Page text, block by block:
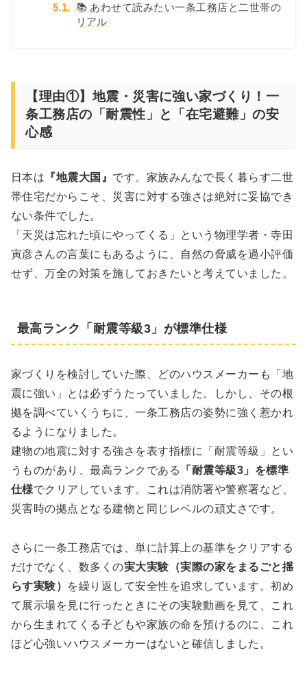
5.1. 📚 あわせて読みたい一条工務店と二世帯の
リアル
【理由①】地震・災害に強い家づくり！一
条工務店の「耐震性」と「在宅避難」の安
心感
日本は 『地震大国』 です。家族みんなで長く暮らす二世
帯住宅だからこそ、災害に対する強さは絶対に妥協でき
ない条件でした。
「天災は忘れた頃にやってくる」という物理学者・寺田
寅彦さんの言葉にもあるように、自然の脅威を過小評価
せず、万全の対策を施しておきたいと考えていました。
最高ランク「耐震等級3」が標準仕様
家づくりを検討していた際、どのハウスメーカーも「地
震に強い」とは必ずうたっていました。しかし、その根
拠を調べていくうちに、一条工務店の姿勢に強く惹かれ
るようになりました。
建物の地震に対する強さを表す指標に「耐震等級」とい
うものがあり、最高ランクである
「耐震等級3」を標準
仕様でクリアしています。これは消防署や警察署など、
災害時の拠点となる建物と同じレベルの頑丈さです。
さらに一条工務店では、単に計算上の基準をクリアする
だけでなく、数多くの実大実験（実際の家をまるごと揺
らす実験） を繰り返して安全性を追求しています。初め
て展示場を見に行ったときにその実験動画を見て、これ
から生まれてくる子どもや家族の命を預けるのに、これ
ほど心強いハウスメーカーはないと確信しました。